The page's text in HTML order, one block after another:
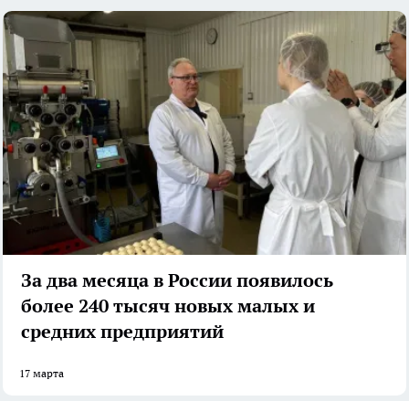
За два месяца в России появилось
более 240 тысяч новых малых и
средних предприятий
17 марта